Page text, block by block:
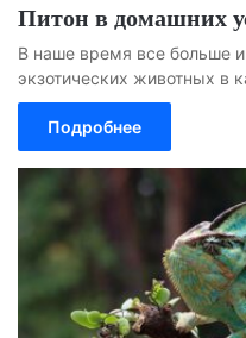
Питон в домашних
В наше время все больше
экзотических животных в
Подробнее